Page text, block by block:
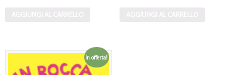
In offerta!